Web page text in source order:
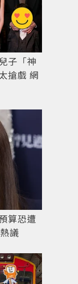
子「神
搶戲 網
算恐遭
議